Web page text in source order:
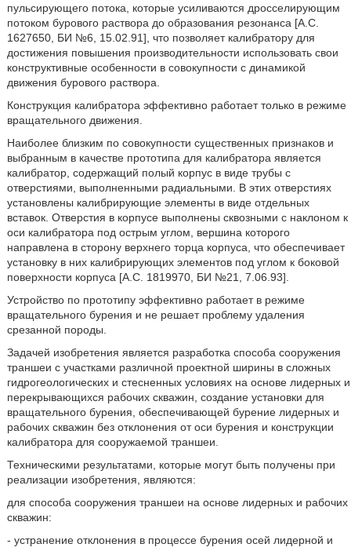
пульсирующего потока, которые усиливаются дросселирующим
потоком бурового раствора до образования резонанса [А.С.
1627650, БИ №6, 15.02.91], что позволяет калибратору для
достижения повышения производительности использовать свои
конструктивные особенности в совокупности с динамикой
движения бурового раствора.
Конструкция калибратора эффективно работает только в режиме
вращательного движения.
Наиболее близким по совокупности существенных признаков и
выбранным в качестве прототипа для калибратора является
калибратор, содержащий полый корпус в виде трубы с
отверстиями, выполненными радиальными. В этих отверстиях
установлены калибрирующие элементы в виде отдельных
вставок. Отверстия в корпусе выполнены сквозными с наклоном к
оси калибратора под острым углом, вершина которого
направлена в сторону верхнего торца корпуса, что обеспечивает
установку в них калибрирующих элементов под углом к боковой
поверхности корпуса [А.С. 1819970, БИ №21, 7.06.93].
Устройство по прототипу эффективно работает в режиме
вращательного бурения и не решает проблему удаления
срезанной породы.
Задачей изобретения является разработка способа сооружения
траншеи с участками различной проектной ширины в сложных
гидрогеологических и стесненных условиях на основе лидерных и
перекрывающихся рабочих скважин, создание установки для
вращательного бурения, обеспечивающей бурение лидерных и
рабочих скважин без отклонения от оси бурения и конструкции
калибратора для сооружаемой траншеи.
Техническими результатами, которые могут быть получены при
реализации изобретения, являются:
для способа сооружения траншеи на основе лидерных и рабочих
скважин:
- устранение отклонения в процессе бурения осей лидерной и